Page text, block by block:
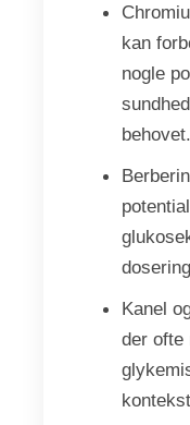
kan
nogle
behovet.
Kanel
der